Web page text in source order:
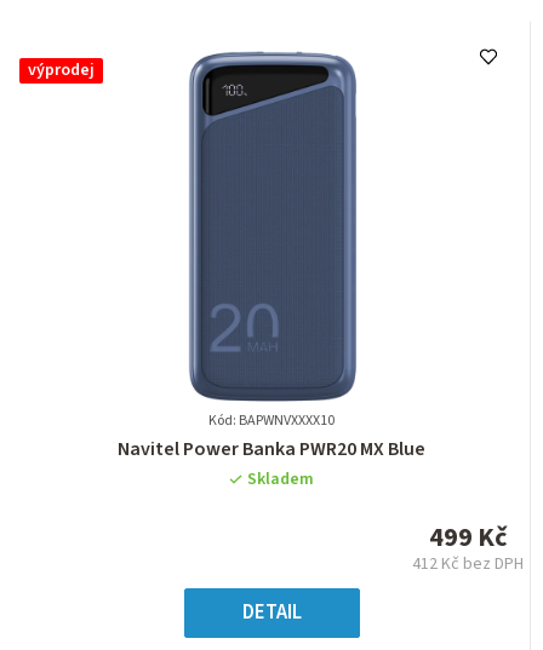
výprodej
Kód: BAPWNVXXXX10
Průměrné
hodnocení
5
hvězdiček.
Navitel Power Banka PWR20 MX Blue
Skladem
499 Kč
412 Kč bez DPH
DETAIL